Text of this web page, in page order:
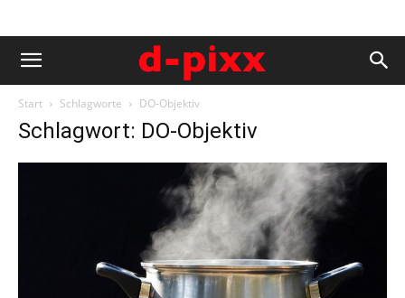
Start Schlagworte DO-Objektiv
Schlagwort: DO-Objektiv